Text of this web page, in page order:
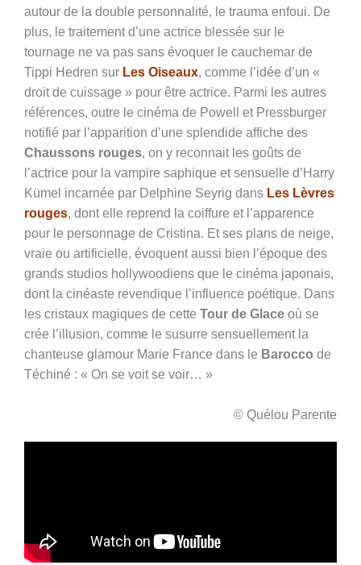
autour de la double personnalité, le trauma enfoui. De
plus, le traitement d’une actrice blessée sur le
tournage ne va pas sans évoquer le cauchemar de
Tippi Hedren sur Les Oiseaux, comme l’idée d’un «
droit de cuissage » pour être actrice. Parmi les autres
références, outre le cinéma de Powell et Pressburger
notifié par l’apparition d’une splendide affiche des
Chaussons rouges, on y reconnait les goûts de
l’actrice pour la vampire saphique et sensuelle d’Harry
Kümel incarnée par Delphine Seyrig dans Les Lèvres
rouges, dont elle reprend la coiffure et l’apparence
pour le personnage de Cristina. Et ses plans de neige,
vraie ou artificielle, évoquent aussi bien l’époque des
grands studios hollywoodiens que le cinéma japonais,
dont la cinéaste revendique l’influence poétique. Dans
les cristaux magiques de cette Tour de Glace où se
crée l’illusion, comme le susurre sensuellement la
chanteuse glamour Marie France dans le Barocco de
Téchiné : « On se voit se voir… »
© Quélou Parente